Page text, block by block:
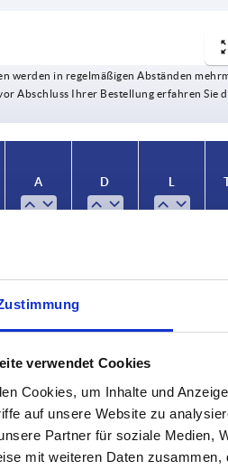
verwendet Cookies
Cookies, um Inhalte und
auf unsere Website zu
Partner für soziale Medien,
mit weiteren Daten
werden in regelmäßigen Abständen
Abschluss Ihrer Bestellung erfahren Sie
A D L
112 5,5 125
120 6,6 137
128 5,5 141
128 6,6 145